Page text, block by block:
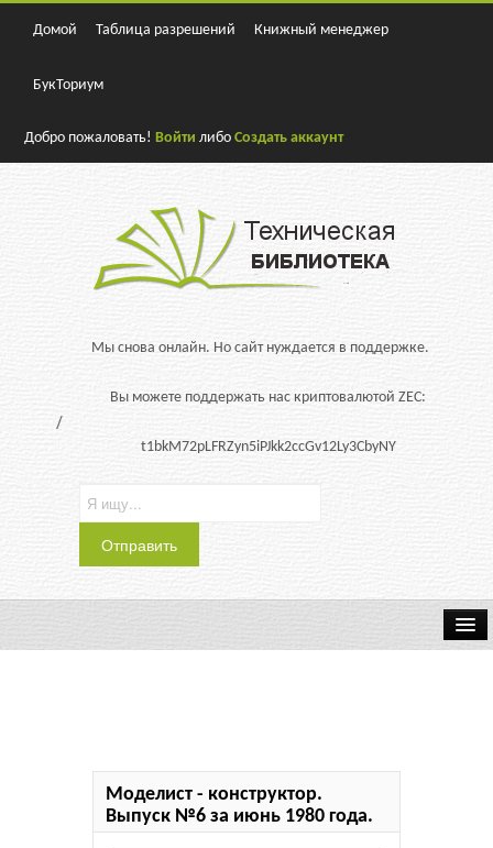
Домой Таблица разрешений Книжный менеджер
БукТориум
Добро пожаловать!Войти либоСоздать аккаунт
Мы снова онлайн. Но сайт нуждается в поддержке.
Вы можете поддержать нас криптовалютой ZEC:
t1bkM72pLFRZyn5iPJkk2ccGv12Ly3CbyNY
Моделист - конструктор.
Выпуск №6 за июнь 1980 года.